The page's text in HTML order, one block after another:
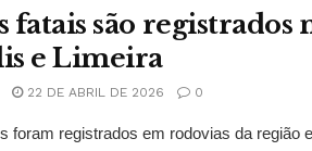
fatais são
e Limeira
22 DE ABRIL DE 2026 0
foram registrados em rodovias da região